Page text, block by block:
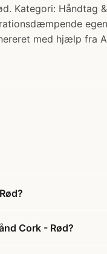
Kategori:
med hjælp fra
Cork - Rød?